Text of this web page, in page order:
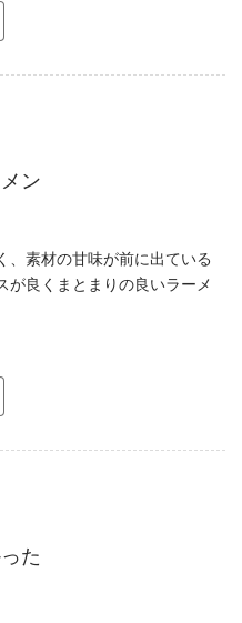
ン
、素材の甘味が前に出ている
が良くまとまりの良いラーメ
た